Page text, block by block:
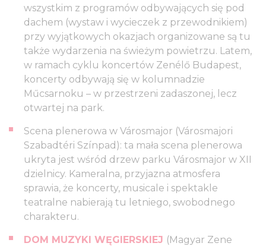
wszystkim z programów odbywających się pod
dachem (wystaw i wycieczek z przewodnikiem)
przy wyjątkowych okazjach organizowane są tu
także wydarzenia na świeżym powietrzu. Latem,
w ramach cyklu koncertów Zenélő Budapest,
koncerty odbywają się w kolumnadzie
Műcsarnoku – w przestrzeni zadaszonej, lecz
otwartej na park.
Scena plenerowa w Városmajor (Városmajori
Szabadtéri Színpad): ta mała scena plenerowa
ukryta jest wśród drzew parku Városmajor w XII
dzielnicy. Kameralna, przyjazna atmosfera
sprawia, że koncerty, musicale i spektakle
teatralne nabierają tu letniego, swobodnego
charakteru.
DOM MUZYKI WĘGIERSKIEJ (Magyar Zene